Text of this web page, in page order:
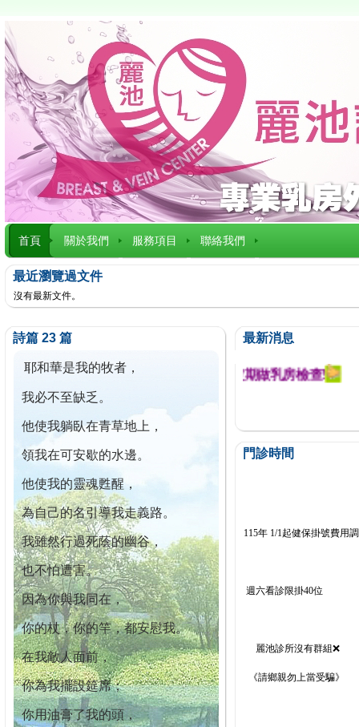
首頁 關於我們 服務項目 聯絡我們
最近瀏覽過文件
沒有最新文件。
詩篇 23 篇
耶和華是我的牧者，
我必不至缺乏。
他使我躺臥在青草地上，
領我在可安歇的水邊。
他使我的靈魂甦醒，
為自己的名引導我走義路。
我雖然行過死蔭的幽谷，
也不怕遭害。
因為你與我同在，
你的杖，你的竿，都安慰我。
在我敵人面前，
你為我擺設筵席；
你用油膏了我的頭，
最新消息
今已篩檢出1700位乳癌患者,提醒您定期做乳房檢查!
門診時間
115年 1/1起健保掛號費用
週六看診限掛40位
麗池診所沒有群組❌
《請鄉親勿上當受騙》